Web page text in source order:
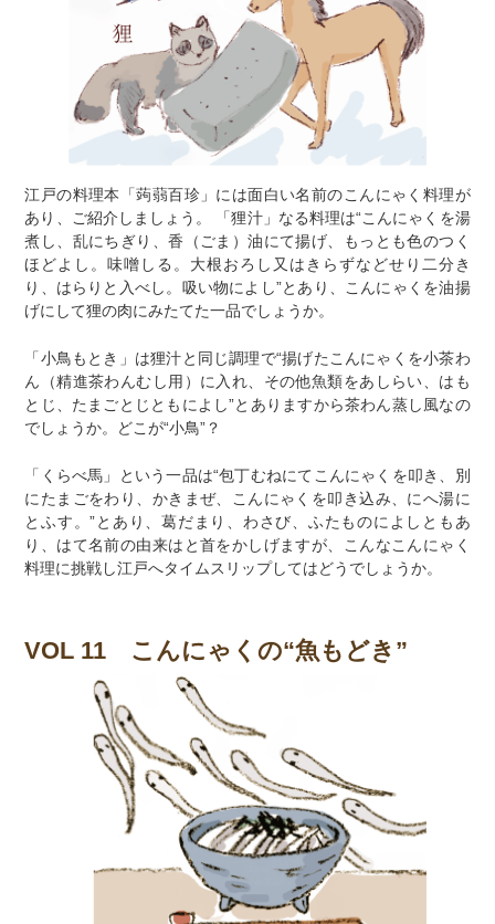
江戸の料理本「蒟蒻百珍」には面白い名前のこんにゃく料理が
あり、ご紹介しましょう。 「狸汁」なる料理は“こんにゃくを湯
煮し、乱にちぎり、香（ごま）油にて揚げ、もっとも色のつく
ほどよし。味噌しる。大根おろし又はきらずなどせり二分き
り、はらりと入べし。吸い物によし”とあり、こんにゃくを油揚
げにして狸の肉にみたてた一品でしょうか。
「小鳥もとき」は狸汁と同じ調理で“揚げたこんにゃくを小茶わ
ん（精進茶わんむし用）に入れ、その他魚類をあしらい、はも
とじ、たまごとじともによし”とありますから茶わん蒸し風なの
でしょうか。どこが“小鳥”？
「くらべ馬」という一品は“包丁むねにてこんにゃくを叩き、別
にたまごをわり、かきまぜ、こんにゃくを叩き込み、にへ湯に
とふす。”とあり、葛だまり、わさび、ふたものによしともあ
り、はて名前の由来はと首をかしげますが、こんなこんにゃく
料理に挑戦し江戸へタイムスリップしてはどうでしょうか。
VOL 11 こんにゃくの“魚もどき”